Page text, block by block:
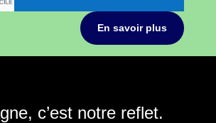
En savoir plus
c’est notre reflet.